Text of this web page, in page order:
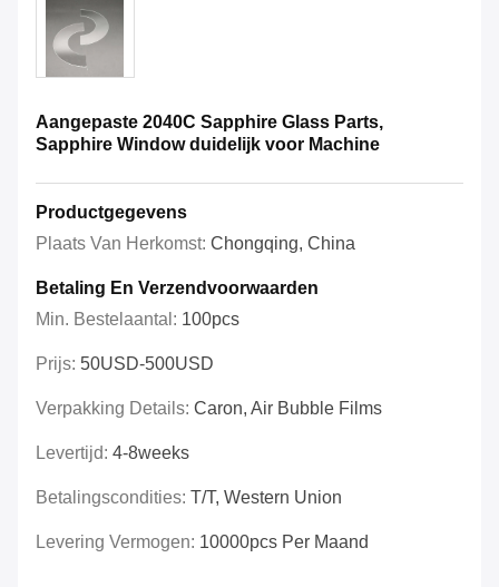
Aangepaste 2040C Sapphire Glass Parts,
Sapphire Window duidelijk voor Machine
Productgegevens
Plaats Van Herkomst: Chongqing, China
Betaling En Verzendvoorwaarden
Min. Bestelaantal: 100pcs
Prijs: 50USD-500USD
Verpakking Details: Caron, Air Bubble Films
Levertijd: 4-8weeks
Betalingscondities: T/T, Western Union
Levering Vermogen: 10000pcs Per Maand